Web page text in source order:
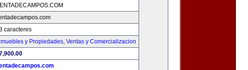
caracteres
y Propiedades, Ventas y Comercializacion